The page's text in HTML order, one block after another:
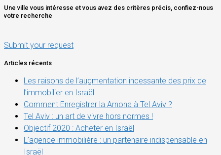
Une ville vous intéresse et vous avez des critères précis, confiez-nous
votre recherche
Submit your request
Articles récents
Les raisons de l’augmentation incessante des prix de
l’immobilier en Israël
Comment Enregistrer la Arnona à Tel Aviv ?
Tel Aviv : un art de vivre hors normes !
Objectif 2020 : Acheter en Israël
L’agence immobilière : un partenaire indispensable en
Israël